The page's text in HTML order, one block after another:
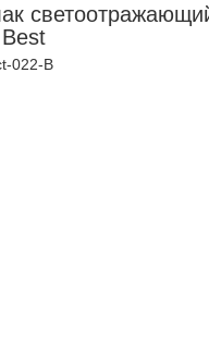
022-B